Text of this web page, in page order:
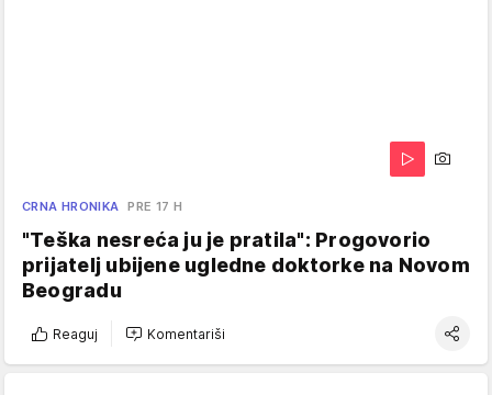
CRNA HRONIKA PRE 17 H
"Teška nesreća ju je pratila": Progovorio
prijatelj ubijene ugledne doktorke na Novom
Beogradu
Reaguj Komentariši